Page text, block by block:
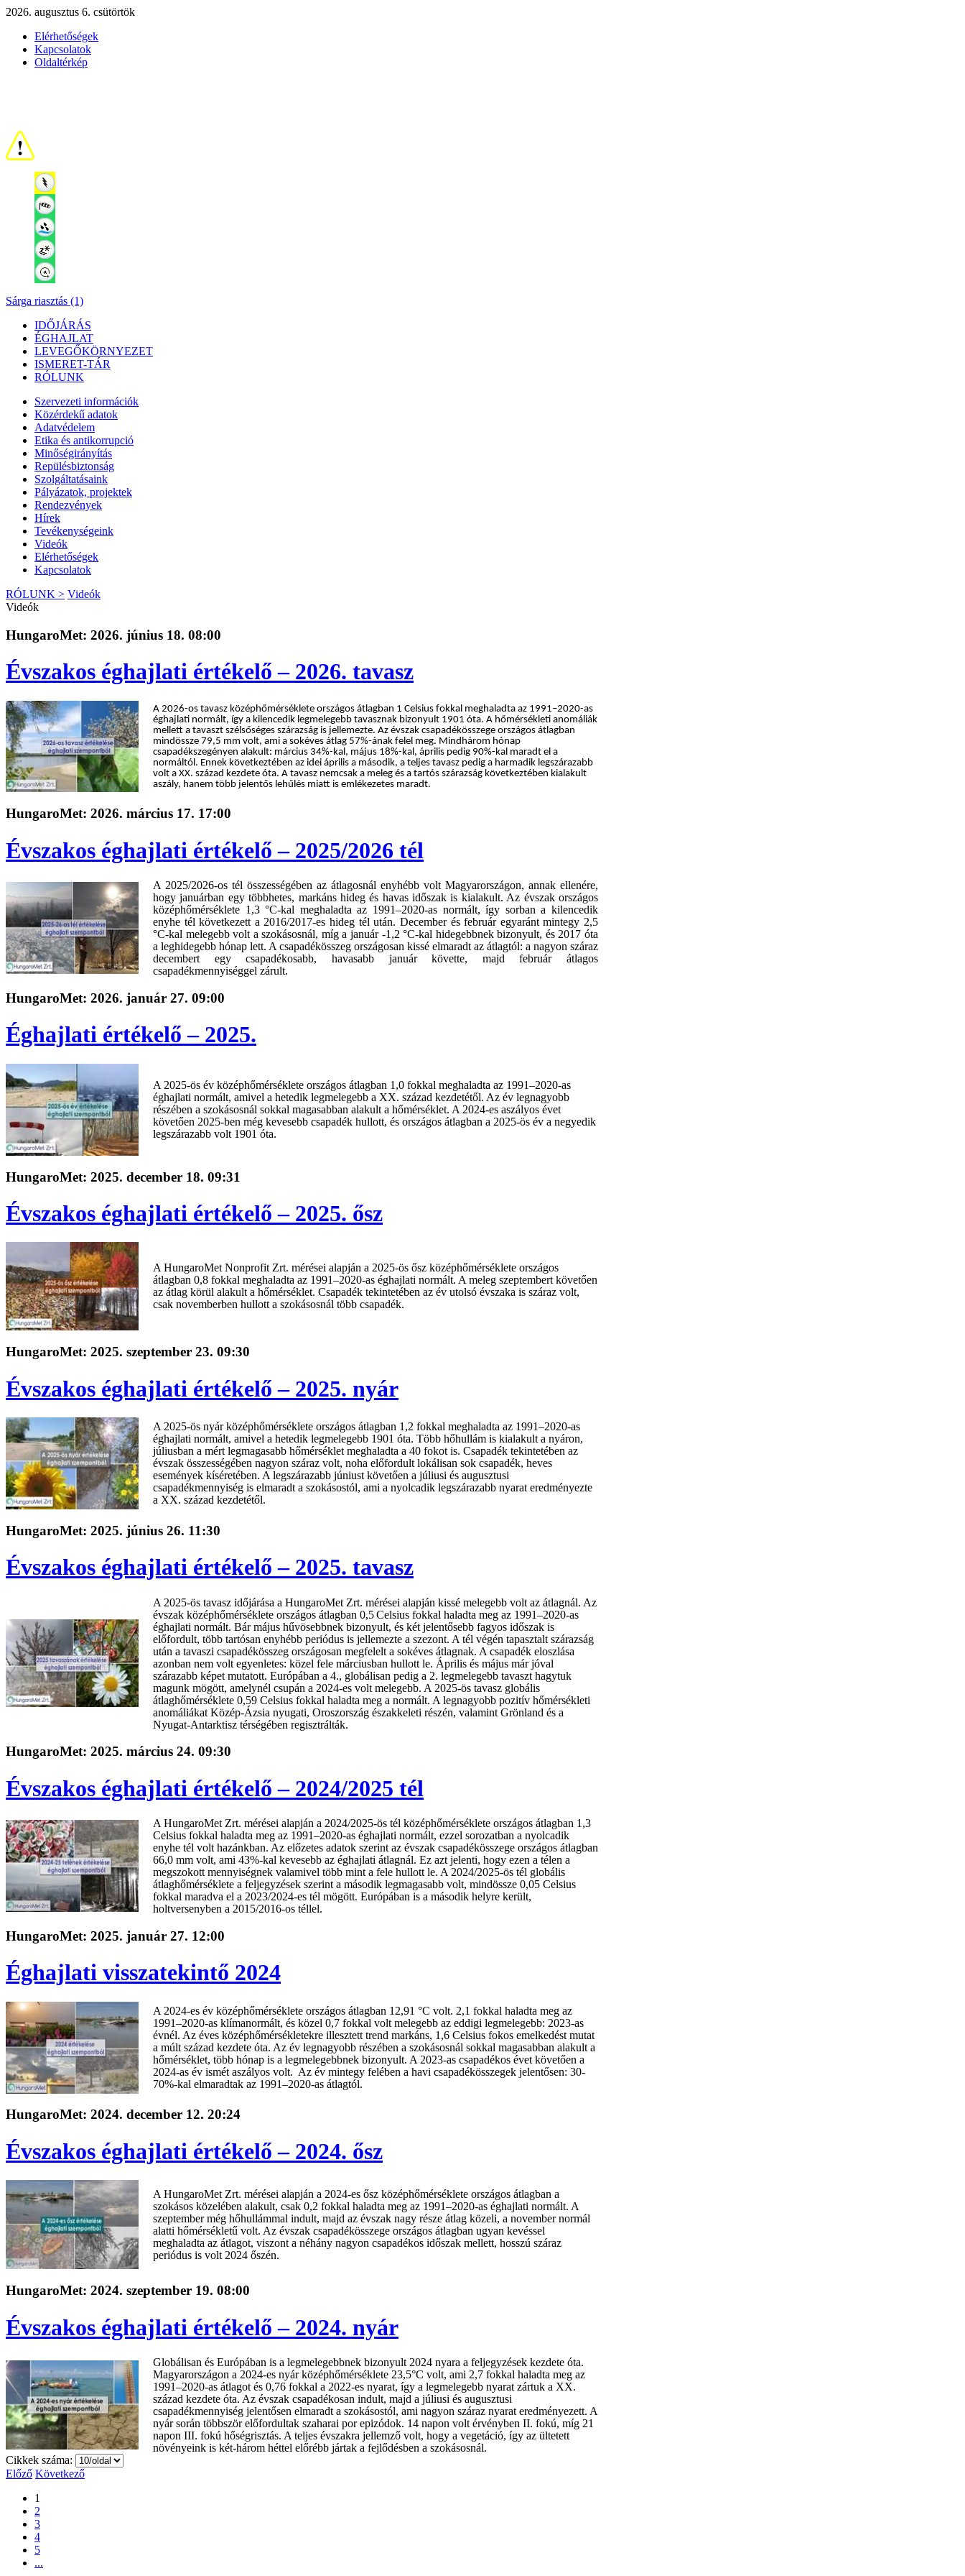
2026. augusztus 6. csütörtök
Elérhetőségek
Kapcsolatok
Oldaltérkép
Sárga riasztás (1)
IDŐJÁRÁS
ÉGHAJLAT
LEVEGŐKÖRNYEZET
ISMERET-TÁR
RÓLUNK
Szervezeti információk
Közérdekű adatok
Adatvédelem
Etika és antikorrupció
Minőségirányítás
Repülésbiztonság
Szolgáltatásaink
Pályázatok, projektek
Rendezvények
Hírek
Tevékenységeink
Videók
Elérhetőségek
Kapcsolatok
RÓLUNK > Videók
Videók
HungaroMet: 2026. június 18. 08:00
Évszakos éghajlati értékelő – 2026. tavasz
A 2026-os tavasz középhőmérséklete országos átlagban 1 Celsius fokkal meghaladta az 1991–2020-as
éghajlati normált, így a kilencedik legmelegebb tavasznak bizonyult 1901 óta. A hőmérsékleti anomáliák
mellett a tavaszt szélsőséges szárazság is jellemezte. Az évszak csapadékösszege országos átlagban
mindössze 79,5 mm volt, ami a sokéves átlag 57%-ának felel meg. Mindhárom hónap
csapadékszegényen alakult: március 34%-kal, május 18%-kal, április pedig 90%-kal maradt el a
normáltól. Ennek következtében az idei április a második, a teljes tavasz pedig a harmadik legszárazabb
volt a XX. század kezdete óta. A tavasz nemcsak a meleg és a tartós szárazság következtében kialakult
aszály, hanem több jelentős lehűlés miatt is emlékezetes maradt.
HungaroMet: 2026. március 17. 17:00
Évszakos éghajlati értékelő – 2025/2026 tél
A 2025/2026‑os tél összességében az átlagosnál enyhébb volt Magyarországon, annak ellenére,
hogy januárban egy többhetes, markáns hideg és havas időszak is kialakult. Az évszak országos
középhőmérséklete 1,3 °C‑kal meghaladta az 1991–2020-as normált, így sorban a kilencedik
enyhe tél következett a 2016/2017-es hideg tél után. December és február egyaránt mintegy 2,5
°C‑kal melegebb volt a szokásosnál, míg a január -1,2 °C‑kal hidegebbnek bizonyult, és 2017 óta
a leghidegebb hónap lett. A csapadékösszeg országosan kissé elmaradt az átlagtól: a nagyon száraz
decembert egy csapadékosabb, havasabb január követte, majd február átlagos
csapadékmennyiséggel zárult.
HungaroMet: 2026. január 27. 09:00
Éghajlati értékelő – 2025.
A 2025-ös év középhőmérséklete országos átlagban 1,0 fokkal meghaladta az 1991–2020-as
éghajlati normált, amivel a hetedik legmelegebb a XX. század kezdetétől. Az év legnagyobb
részében a szokásosnál sokkal magasabban alakult a hőmérséklet. A 2024-es aszályos évet
követően 2025-ben még kevesebb csapadék hullott, és országos átlagban a 2025-ös év a negyedik
legszárazabb volt 1901 óta.
HungaroMet: 2025. december 18. 09:31
Évszakos éghajlati értékelő – 2025. ősz
A HungaroMet Nonprofit Zrt. mérései alapján a 2025-ös ősz középhőmérséklete országos
átlagban 0,8 fokkal meghaladta az 1991–2020-as éghajlati normált. A meleg szeptembert követően
az átlag körül alakult a hőmérséklet. Csapadék tekintetében az év utolsó évszaka is száraz volt,
csak novemberben hullott a szokásosnál több csapadék.
HungaroMet: 2025. szeptember 23. 09:30
Évszakos éghajlati értékelő – 2025. nyár
A 2025-ös nyár középhőmérséklete országos átlagban 1,2 fokkal meghaladta az 1991–2020-as
éghajlati normált, amivel a hetedik legmelegebb 1901 óta. Több hőhullám is kialakult a nyáron,
júliusban a mért legmagasabb hőmérséklet meghaladta a 40 fokot is. Csapadék tekintetében az
évszak összességében nagyon száraz volt, noha előfordult lokálisan sok csapadék, heves
események kíséretében. A legszárazabb júniust követően a júliusi és augusztusi
csapadékmennyiség is elmaradt a szokásostól, ami a nyolcadik legszárazabb nyarat eredményezte
a XX. század kezdetétől.
HungaroMet: 2025. június 26. 11:30
Évszakos éghajlati értékelő – 2025. tavasz
A 2025-ös tavasz időjárása a HungaroMet Zrt. mérései alapján kissé melegebb volt az átlagnál. Az
évszak középhőmérséklete országos átlagban 0,5 Celsius fokkal haladta meg az 1991–2020-as
éghajlati normált. Bár május hűvösebbnek bizonyult, és két jelentősebb fagyos időszak is
előfordult, több tartósan enyhébb periódus is jellemezte a szezont. A tél végén tapasztalt szárazság
után a tavaszi csapadékösszeg országosan megfelelt a sokéves átlagnak. A csapadék eloszlása
azonban nem volt egyenletes: közel fele márciusban hullott le. Április és május már jóval
szárazabb képet mutatott. Európában a 4., globálisan pedig a 2. legmelegebb tavaszt hagytuk
magunk mögött, amelynél csupán a 2024-es volt melegebb. A 2025-ös tavasz globális
átlaghőmérséklete 0,59 Celsius fokkal haladta meg a normált. A legnagyobb pozitív hőmérsékleti
anomáliákat Közép-Ázsia nyugati, Oroszország északkeleti részén, valamint Grönland és a
Nyugat-Antarktisz térségében regisztrálták.
HungaroMet: 2025. március 24. 09:30
Évszakos éghajlati értékelő – 2024/2025 tél
A HungaroMet Zrt. mérései alapján a 2024/2025-ös tél középhőmérséklete országos átlagban 1,3
Celsius fokkal haladta meg az 1991–2020-as éghajlati normált, ezzel sorozatban a nyolcadik
enyhe tél volt hazánkban. Az előzetes adatok szerint az évszak csapadékösszege országos átlagban
66,0 mm volt, ami 43%-kal kevesebb az éghajlati átlagnál. Ez azt jelenti, hogy ezen a télen a
megszokott mennyiségnek valamivel több mint a fele hullott le. A 2024/2025-ös tél globális
átlaghőmérséklete a feljegyzések szerint a második legmagasabb volt, mindössze 0,05 Celsius
fokkal maradva el a 2023/2024-es tél mögött. Európában is a második helyre került,
holtversenyben a 2015/2016-os téllel.
HungaroMet: 2025. január 27. 12:00
Éghajlati visszatekintő 2024
A 2024-es év középhőmérséklete országos átlagban 12,91 °C volt. 2,1 fokkal haladta meg az
1991–2020-as klímanormált, és közel 0,7 fokkal volt melegebb az eddigi legmelegebb: 2023-as
évnél. Az éves középhőmérsékletekre illesztett trend markáns, 1,6 Celsius fokos emelkedést mutat
a múlt század kezdete óta. Az év legnagyobb részében a szokásosnál sokkal magasabban alakult a
hőmérséklet, több hónap is a legmelegebbnek bizonyult. A 2023-as csapadékos évet követően a
2024-as év ismét aszályos volt. Az év mintegy felében a havi csapadékösszegek jelentősen: 30-
70%-kal elmaradtak az 1991–2020-as átlagtól.
HungaroMet: 2024. december 12. 20:24
Évszakos éghajlati értékelő – 2024. ősz
A HungaroMet Zrt. mérései alapján a 2024-es ősz középhőmérséklete országos átlagban a
szokásos közelében alakult, csak 0,2 fokkal haladta meg az 1991–2020-as éghajlati normált. A
szeptember még hőhullámmal indult, majd az évszak nagy része átlag közeli, a november normál
alatti hőmérsékletű volt. Az évszak csapadékösszege országos átlagban ugyan kevéssel
meghaladta az átlagot, viszont a néhány nagyon csapadékos időszak mellett, hosszú száraz
periódus is volt 2024 őszén.
HungaroMet: 2024. szeptember 19. 08:00
Évszakos éghajlati értékelő – 2024. nyár
Globálisan és Európában is a legmelegebbnek bizonyult 2024 nyara a feljegyzések kezdete óta.
Magyarországon a 2024-es nyár középhőmérséklete 23,5°C volt, ami 2,7 fokkal haladta meg az
1991–2020-as átlagot és 0,76 fokkal a 2022-es nyarat, így a legmelegebb nyarat zártuk a XX.
század kezdete óta. Az évszak csapadékosan indult, majd a júliusi és augusztusi
csapadékmennyiség jelentősen elmaradt a szokásostól, ami nagyon száraz nyarat eredményezett. A
nyár során többször előfordultak szaharai por epizódok. 14 napon volt érvényben II. fokú, míg 21
napon III. fokú hőségrisztás. A teljes évszakra jellemző volt, hogy a vegetáció, így az ültetett
növényeink is két-három héttel előrébb jártak a fejlődésben a szokásosnál.
Cikkek száma:
Előző Következő
1
2
3
4
5
...